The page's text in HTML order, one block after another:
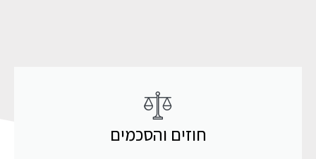
חוזים והסכמים